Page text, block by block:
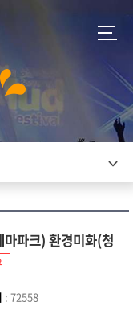
파크) 환경미화(청
: 72558